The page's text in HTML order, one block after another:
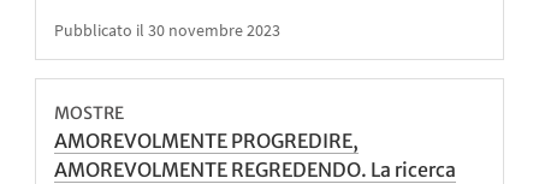
Pubblicato il 30 novembre 2023
MOSTRE
AMOREVOLMENTE PROGREDIRE,
AMOREVOLMENTE REGREDENDO. La ricerca